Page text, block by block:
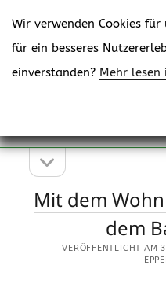
Seitenleiste
Seitenleiste
öffnen
eppenberger-
gmbh
Mit dem
dem
VERÖFFENTLICHT AM
Wir verwenden Cookies für
für ein besseres
einverstanden? Mehr lesen